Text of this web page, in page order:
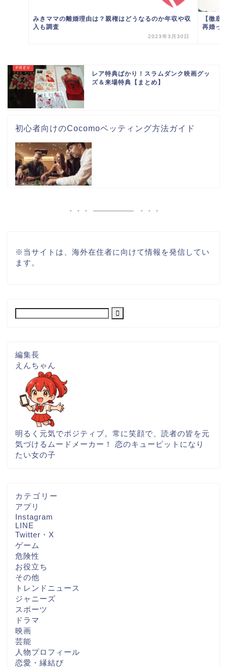
みきママの離婚理由は？親権はどうなるのか年収や収
入も調査
2023年3月30日
【徹底
再婚っ
レア特典ばかり！スラムダンク映画グッ
ズ＆来場特典【まとめ】
初心者向けのCocomoベッティング方法ガイド
※ 当サイトは、海外在住者に向けて情報を発信してい
ます。
編集長
えんちゃん
明るく元気でポジティブ。常に笑顔で、読者の皆を元
気づけるムードメーカー！ 恋のキューピットになり
たい女の子
カテゴリー
アプリ
Instagram
LINE
Twitter・X
ゲーム
危険性
お役立ち
その他
トレンドニュース
ジャニーズ
スポーツ
ドラマ
映画
芸能
人物プロフィール
恋愛・縁結び